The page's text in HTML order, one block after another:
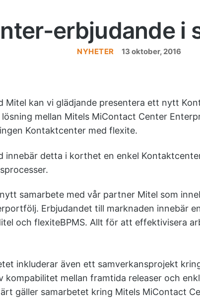
erbjudande i
Kategorier
NYHETER 13 oktober, 2016
Mitel kan vi glädjande presentera ett nytt
mellan Mitels MiContact Center
Kontaktcenter med flexite.
innebär detta i korthet en enkel
samarbete med vår partner Mitel som
Erbjudandet till marknaden innebär
och flexiteBPMS. Allt för att effektivisera
inkluderar även ett samverkansprojekt
kompabilitet mellan framtida releaser och
gäller samarbetet kring Mitels MiContact